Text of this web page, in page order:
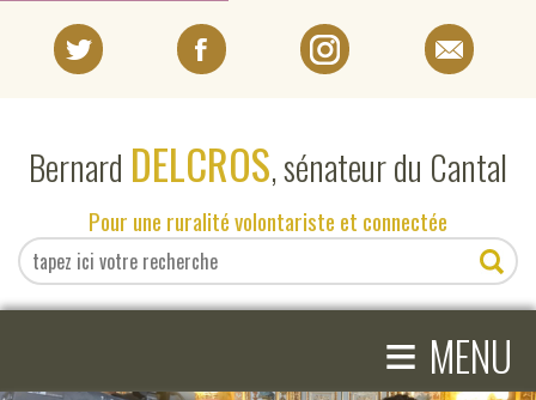
Bernard DELCROS, sénateur du Cantal
Pour une ruralité volontariste et connectée
≡ MENU
EN DIRECT DU SÉNAT
EN DIRECT DU CANTAL